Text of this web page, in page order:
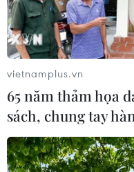
vietnamplus.vn
65 năm thảm họa
sách, chung tay